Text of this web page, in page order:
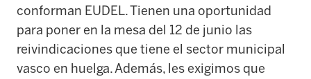
conforman EUDEL. Tienen una oportunidad
para poner en la mesa del 12 de junio las
reivindicaciones que tiene el sector municipal
vasco en huelga. Además, les exigimos que